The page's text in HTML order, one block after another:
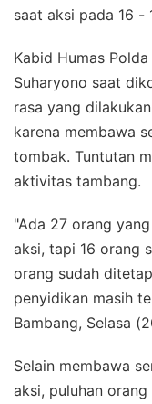
saat aksi pada 16 -
Kabid Humas
Suharyono saat
rasa yang
karena membawa
tombak. Tuntutan
aktivitas tambang.
"Ada 27 orang
aksi, tapi 16 orang
orang sudah
penyidikan masih
Bambang, Selasa
Selain membawa
aksi, puluhan